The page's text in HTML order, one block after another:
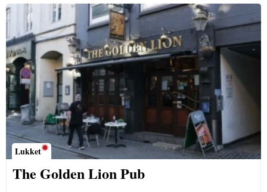
Lukket
The Golden Lion Pub